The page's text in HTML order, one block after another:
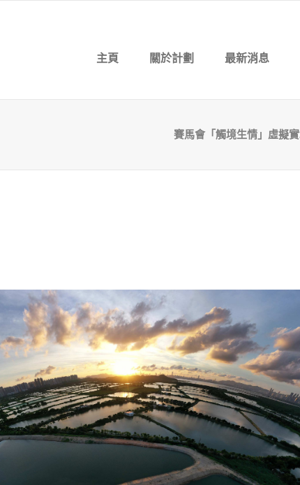
主頁 關於計劃 最新消息
賽馬會「觸境生情」虛擬